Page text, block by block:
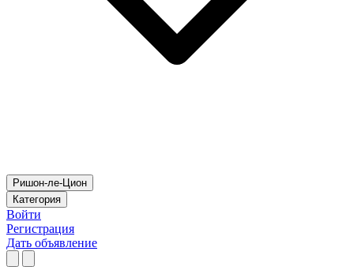
Ришон-ле-Цион
Категория
Войти
Регистрация
Дать объявление